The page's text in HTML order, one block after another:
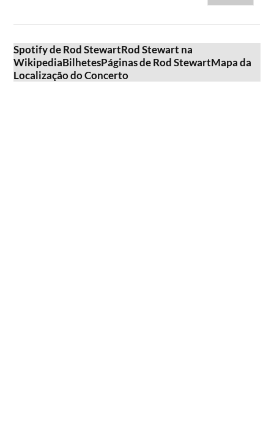
Spotify de Rod StewartRod Stewart na
WikipediaBilhetesPáginas de Rod StewartMapa da
Localização do Concerto